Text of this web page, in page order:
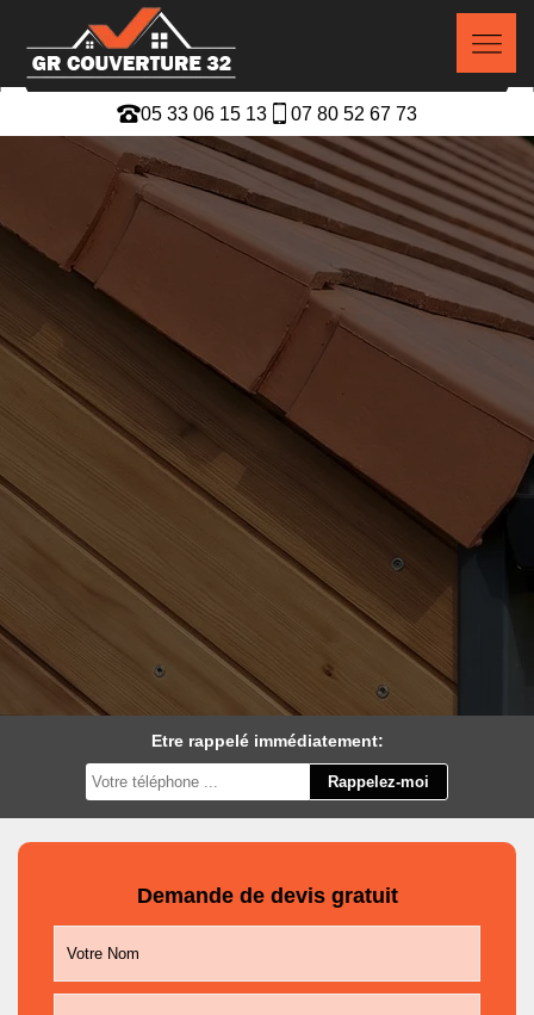
05 33 06 15 13 07 80 52 67 73
Etre rappelé immédiatement:
Demande de devis gratuit